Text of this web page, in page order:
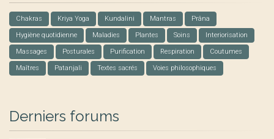
Chakras Kriya Yoga Kundalini Mantras Prâna
Hygiène quotidienne Maladies Plantes Soins Interiorisation
Massages Posturales Purification Respiration Coutumes
Maîtres Patanjali Textes sacrés Voies philosophiques
Derniers forums